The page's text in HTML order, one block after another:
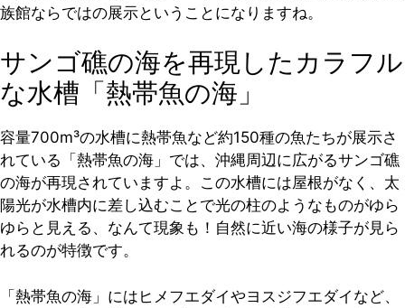
族館ならではの展示ということになりますね。
サンゴ礁の海を再現したカラフル
な水槽「熱帯魚の海」
容量700m³の水槽に熱帯魚など約150種の魚たちが展示さ
れている「熱帯魚の海」では、沖縄周辺に広がるサンゴ礁
の海が再現されていますよ。この水槽には屋根がなく、太
陽光が水槽内に差し込むことで光の柱のようなものがゆら
ゆらと見える、なんて現象も！自然に近い海の様子が見ら
れるのが特徴です。
「熱帯魚の海」にはヒメフエダイやヨスジフエダイなど、